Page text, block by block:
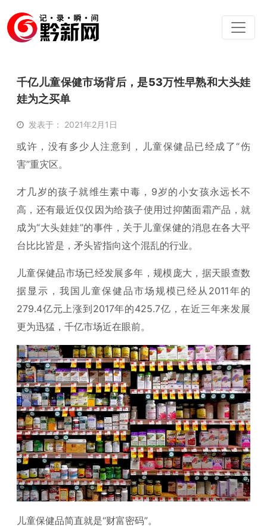
千亿儿童保健市场背后，是53万性早熟和大头娃
娃为之买单
发表于： 2021年2月1日
或许，没有多少人注意到，儿童保健品已经成了“伤
害”重灾区。
才几岁的孩子就维生素中毒，9岁的小女孩永远长不
高，还有最近仅仅因为给孩子使用过抑菌面霜产品，就
成为“大头娃娃”的事件，关于儿童保健的消息在各大平
台比比皆是，矛头皆指向这个混乱的行业。
儿童保健品市场已经发展多年，规模庞大，据天眼查数
据显示，我国儿童保健品市场规模已经从2011年的
279.4亿元上涨到2017年的425.7亿，在近三年来发展
更为迅猛，千亿市场近在眼前。
儿童保健品简直就是“财富密码”。